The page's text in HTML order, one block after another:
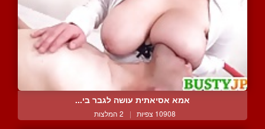
אמא אסיאתית עושה לגבר בי...
10908 צפיות | 2 המלצות